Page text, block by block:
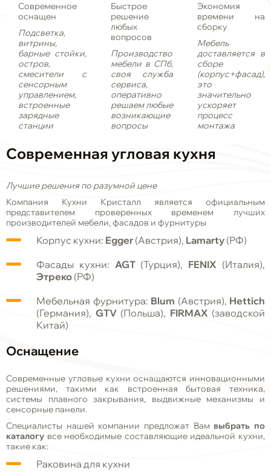
Современное
оснащен
Подсветка,
витрины,
барные стойки,
остров,
смесители с
сенсорным
управлением,
встроенные
зарядные
станции
Быстрое
решение
любых
вопросов
Производство
мебели в СПб,
своя служба
сервиса,
оперативно
решаем любые
возникающие
вопросы
Экономия
времени на
сборку
Мебель
доставляется в
сборе
(корпус+фасад),
это
значительно
ускоряет
процесс
монтажа
Современная угловая кухня
Лучшие решения по разумной цене
Компания Кухни Кристалл является официальным
представителем проверенных временем лучших
производителей мебели, фасадов и фурнитуры
Корпус кухни: Egger (Австрия), Lamarty (РФ)
Фасады кухни: AGT(Турция), FENIX (Италия),
Этреко (РФ)
Мебельная фурнитура: Blum (Австрия), Hettich
(Германия), GTV(Польша), FIRMAX (заводской
Китай)
Оснащение
Современные угловые кухни оснащаются инновационными
решениями, такими как встроенная бытовая техника,
системы плавного закрывания, выдвижные механизмы и
сенсорные панели.
Специалисты нашей компании предложат Вам выбрать по
каталогу все необходимые составляющие идеальной кухни,
такие как:
Раковина для кухни